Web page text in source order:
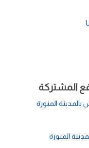
المشتركة
المنورة
المنورة